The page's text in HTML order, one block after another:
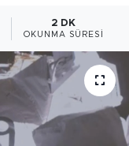
2 DK
OKUNMA SÜRESI